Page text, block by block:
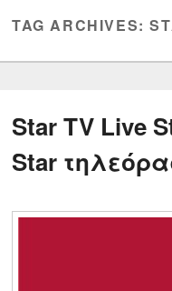
TAG ARCHIVES:
Star TV Live
Star